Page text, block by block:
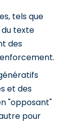
tels que
texte
des
et des
"opposant"
pour